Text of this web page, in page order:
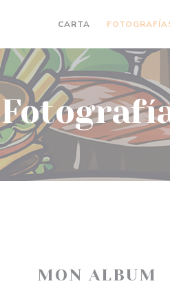
CARTA
MON ALBUM